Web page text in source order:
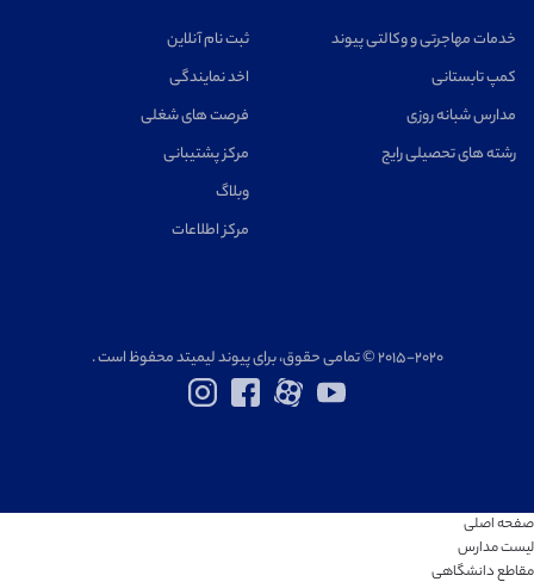
خدمات مهاجرتی و وکالتی پیوند
کمپ تابستانی
مدارس شبانه روزی
رشته های تحصیلی رایج
ثبت نام آنلاین
اخد نمایندگی
فرصت های شغلی
مرکز پشتیبانی
وبلاگ
مرکز اطلاعات
۲۰۱۵-۲۰۲۰ © تمامی حقوق، برای پیوند لیمیتد محفوظ است .
صفحه اصلی
لیست مدارس
مقاطع دانشگاهی